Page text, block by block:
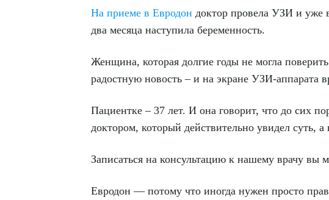
На приеме в Евродон доктор провела УЗИ и уже
два месяца наступила беременность.
Женщина, которая долгие годы не могла
радостную новость – и на экране УЗИ-аппарата
Пациентке – 37 лет. И она говорит, что до сих
доктором, который действительно увидел суть, а
Записаться на консультацию к нашему врачу вы
Евродон — потому что иногда нужен просто
ОТПРАВИТЬ